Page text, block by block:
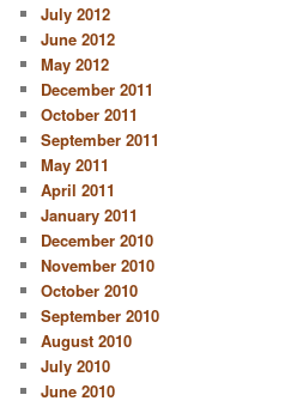
July 2012
June 2012
May 2012
December 2011
October 2011
September 2011
May 2011
April 2011
January 2011
December 2010
November 2010
October 2010
September 2010
August 2010
July 2010
June 2010